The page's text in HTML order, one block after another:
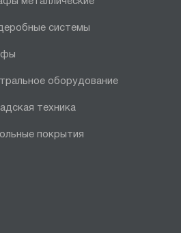
системы
оборудование
техника
покрытия